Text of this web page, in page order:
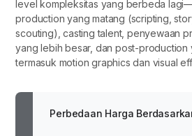
level kompleksitas yang berbeda
production yang matang (scripting,
scouting), casting talent, penyewaan
yang lebih besar, dan post-production
termasuk motion graphics dan visual
Perbedaan Harga